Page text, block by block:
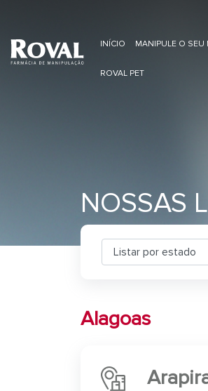
INÍCIO MANIPULE O SEU
ROVAL PET
NOSSAS
Alagoas